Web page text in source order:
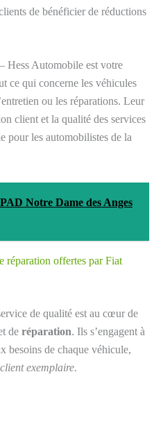
de bénéficier de réductions
Hess Automobile est votre
ce qui concerne les véhicules
ou les réparations. Leur
client et la qualité des services
pour les automobilistes de la
Notre Dame des Anges
réparation offertes par Fiat
de qualité est au cœur de
de réparation. Ils s’engagent à
besoins de chaque véhicule,
exemplaire.